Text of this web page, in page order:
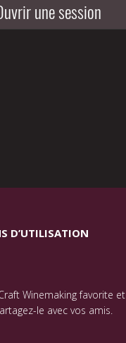
une session
D’UTILISATION
Winemaking favorite et
le avec vos amis.